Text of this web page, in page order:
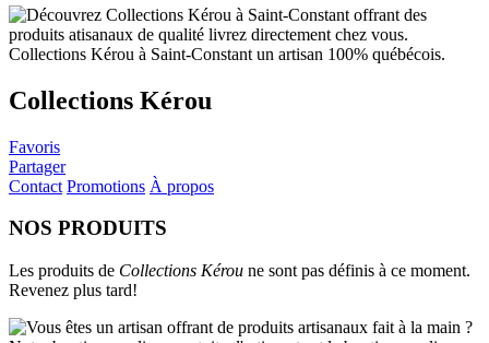
Collections Kérou
Favoris
Partager
Contact Promotions À propos
NOS PRODUITS
Les produits de Collections Kérou ne sont pas définis à ce moment.
Revenez plus tard!